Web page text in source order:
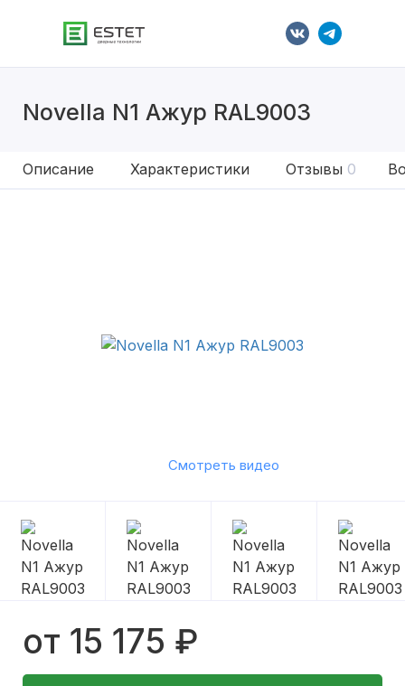
Novella N1 Ажур RAL9003
Описание Характеристики Отзывы 0
Смотреть видео
от 15 175 ₽